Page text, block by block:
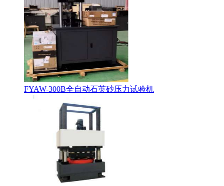
FYAW-300B全自动石英砂压力试验机